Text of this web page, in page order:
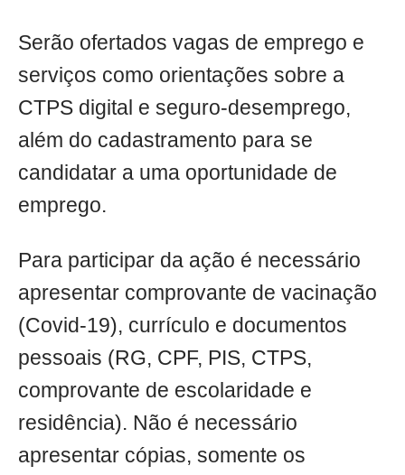
Serão ofertados vagas de emprego e
serviços como orientações sobre a
CTPS digital e seguro-desemprego,
além do cadastramento para se
candidatar a uma oportunidade de
emprego.
Para participar da ação é necessário
apresentar comprovante de vacinação
(Covid-19), currículo e documentos
pessoais (RG, CPF, PIS, CTPS,
comprovante de escolaridade e
residência). Não é necessário
apresentar cópias, somente os